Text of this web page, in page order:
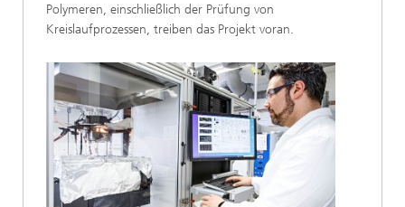
Polymeren, einschließlich der Prüfung von
Kreislaufprozessen, treiben das Projekt voran.